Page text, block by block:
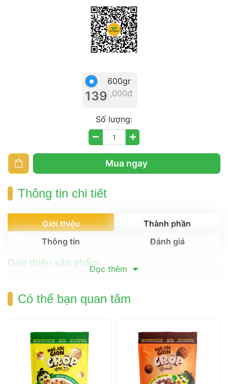
600gr
139 ,000đ
Số lượng:
Mua ngay
Thông tin chi tiết
Giới thiệu
Thành phần
Thông tin
Đánh giá
Giới thiệu sản phẩm
Đọc thêm
Có thể bạn quan tâm